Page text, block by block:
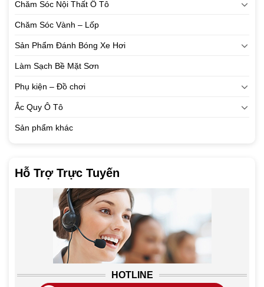
Chăm Sóc Nội Thất Ô Tô
Chăm Sóc Vành – Lốp
Sản Phẩm Đánh Bóng Xe Hơi
Làm Sạch Bề Mặt Sơn
Phụ kiện – Đồ chơi
Ắc Quy Ô Tô
Sản phẩm khác
Hỗ Trợ Trực Tuyến
HOTLINE